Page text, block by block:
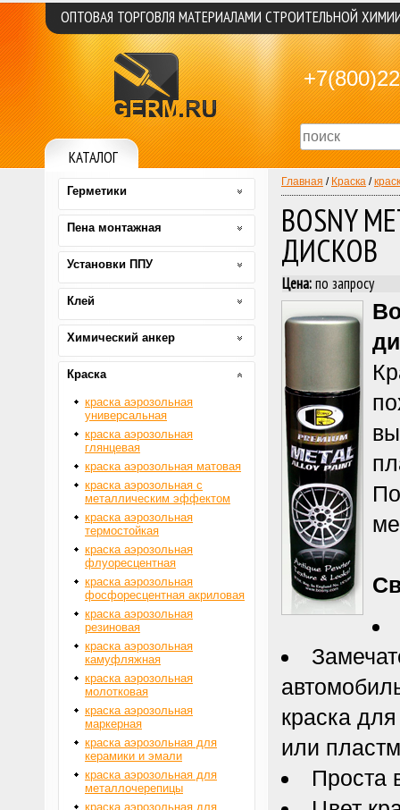
Главная / Краска /
BOSNY
ДИСКОВ
Цена:по запросу
краска
или
Проста
Герметики
Пена монтажная
Установки ППУ
Клей
Химический анкер
Краска
краска аэрозольная
универсальная
краска аэрозольная
глянцевая
краска аэрозольная матовая
краска аэрозольная с
металлическим эффектом
краска аэрозольная
термостойкая
краска аэрозольная
флуоресцентная
краска аэрозольная
фосфоресцентная акриловая
краска аэрозольная
резиновая
краска аэрозольная
камуфляжная
краска аэрозольная
молотковая
краска аэрозольная
маркерная
краска аэрозольная для
керамики и эмали
краска аэрозольная для
металлочерепицы
краска аэрозольная для
ОПТОВАЯ ТОРГОВЛЯ МАТЕРИАЛАМИ СТРОИТЕЛЬНОЙ
КАТАЛОГ